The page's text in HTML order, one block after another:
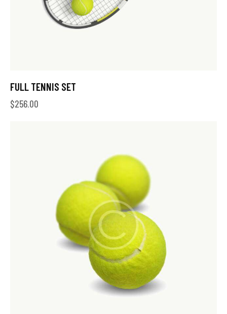
FULL TENNIS SET
$256.00